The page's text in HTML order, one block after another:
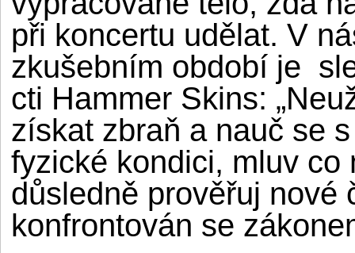
při koncertu udělat. V
zkušebním období je
cti Hammer Skins:
získat zbraň a nauč se
fyzické kondici, mluv
důsledně prověřuj nové
konfrontován se